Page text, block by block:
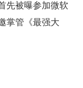
先被曝参加微软
掌管《最强大